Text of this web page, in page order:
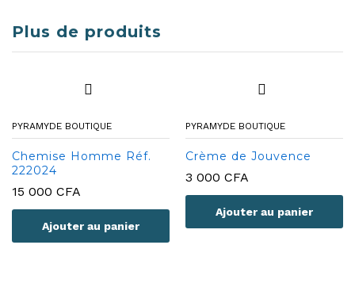
Plus de produits
PYRAMYDE BOUTIQUE
Chemise Homme Réf.
222024
15 000 CFA
Ajouter au panier
PYRAMYDE BOUTIQUE
Crème de Jouvence
3 000 CFA
Ajouter au panier